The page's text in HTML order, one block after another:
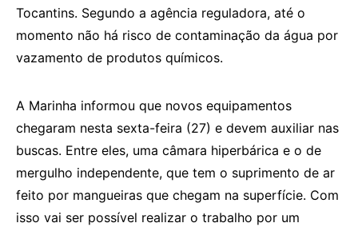
Tocantins. Segundo a agência reguladora, até o
momento não há risco de contaminação da água por
vazamento de produtos químicos.
A Marinha informou que novos equipamentos
chegaram nesta sexta-feira (27) e devem auxiliar nas
buscas. Entre eles, uma câmara hiperbárica e o de
mergulho independente, que tem o suprimento de ar
feito por mangueiras que chegam na superfície. Com
isso vai ser possível realizar o trabalho por um